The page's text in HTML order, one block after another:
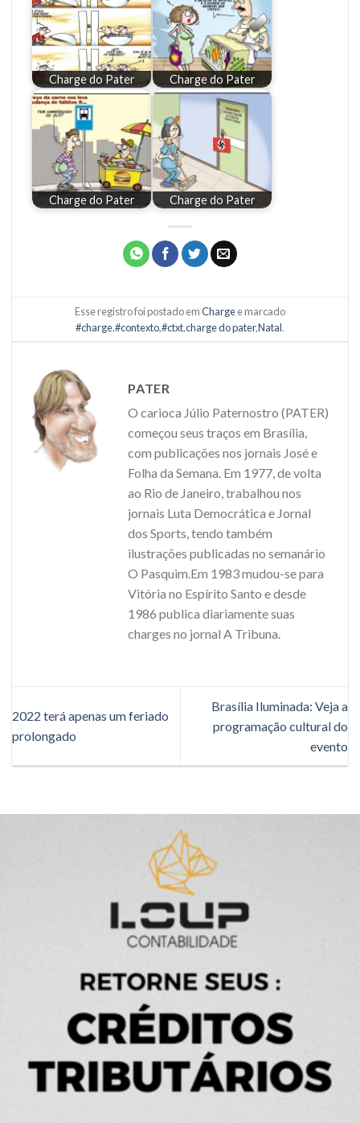
Charge do Pater Charge do Pater
Charge do Pater Charge do Pater
Esse registro foi postado emChargee marcado
#charge,#contexto,#ctxt,charge do pater,Natal.
PATER
O carioca Júlio Paternostro (PATER)
começou seus traços em Brasília,
com publicações nos jornais José e
Folha da Semana. Em 1977, de volta
ao Rio de Janeiro, trabalhou nos
jornais Luta Democrática e Jornal
dos Sports, tendo também
ilustrações publicadas no semanário
O Pasquim.Em 1983 mudou-se para
Vitória no Espírito Santo e desde
1986 publica diariamente suas
charges no jornal A Tribuna.
2022 terá apenas um feriado
prolongado
Brasília Iluminada: Veja a
programação cultural do
evento